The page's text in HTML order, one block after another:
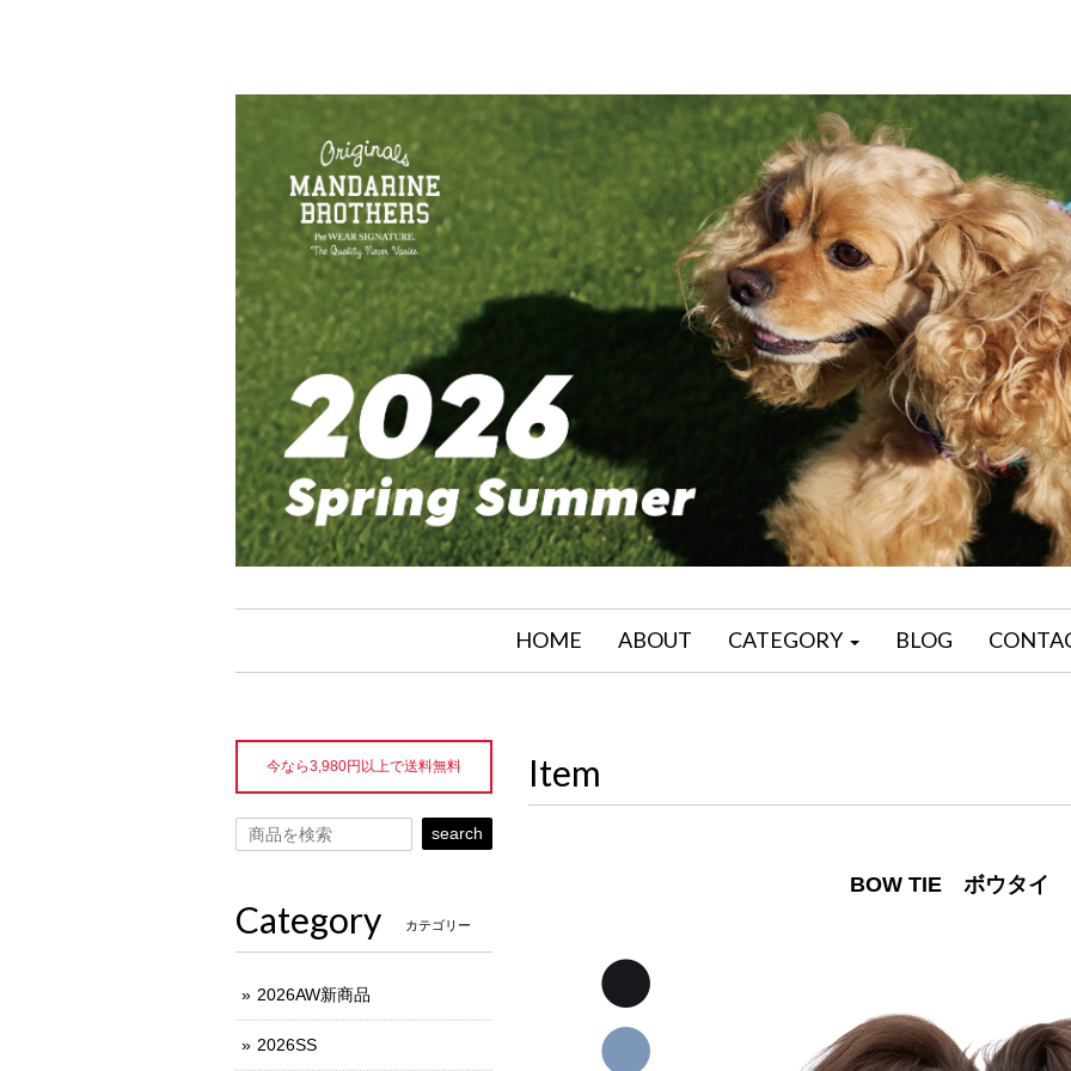
HOME ABOUT CATEGORY BLOG
Item
BOW TIE ボウタイ
今なら3,980円以上で送料無料
search
Category カテゴリー
2026AW新商品
2026SS